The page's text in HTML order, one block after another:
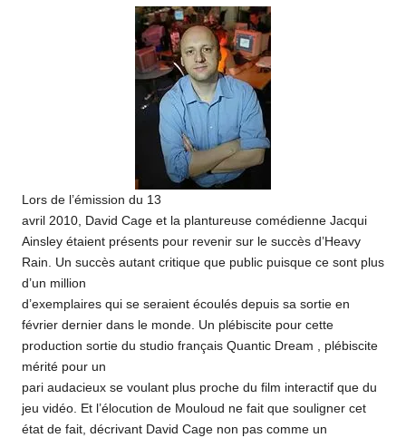
Lors de l’émission du 13
avril 2010, David Cage et la plantureuse comédienne Jacqui
Ainsley étaient présents pour revenir sur le succès d’Heavy
Rain. Un succès autant critique que public puisque ce sont plus
d’un million
d’exemplaires qui se seraient écoulés depuis sa sortie en
février dernier dans le monde. Un plébiscite pour cette
production sortie du studio français Quantic Dream , plébiscite
mérité pour un
pari audacieux se voulant plus proche du film interactif que du
jeu vidéo. Et l’élocution de Mouloud ne fait que souligner cet
état de fait, décrivant David Cage non pas comme un